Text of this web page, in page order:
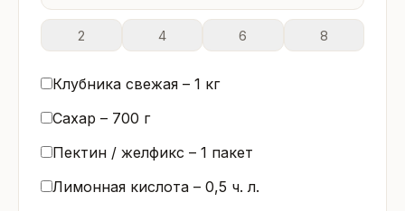
2 4 6 8
Клубника свежая – 1 кг
Сахар – 700 г
Пектин / желфикс – 1 пакет
Лимонная кислота – 0,5 ч. л.